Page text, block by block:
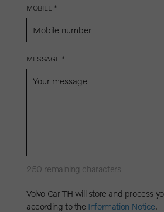
MOBILE *
MESSAGE *
250 remaining characters
Volvo Car TH will store and process
according to the Information Notice